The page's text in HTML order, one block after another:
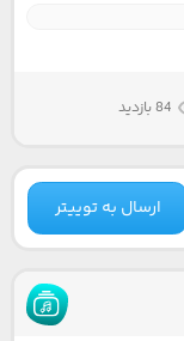
84 بازدید
ارسال به توییتر